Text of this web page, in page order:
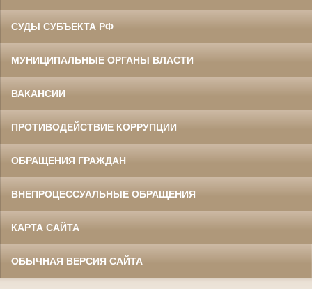
СУДЫ СУБЪЕКТА РФ
МУНИЦИПАЛЬНЫЕ ОРГАНЫ ВЛАСТИ
ВАКАНСИИ
ПРОТИВОДЕЙСТВИЕ КОРРУПЦИИ
ОБРАЩЕНИЯ ГРАЖДАН
ВНЕПРОЦЕССУАЛЬНЫЕ ОБРАЩЕНИЯ
КАРТА САЙТА
ОБЫЧНАЯ ВЕРСИЯ САЙТА